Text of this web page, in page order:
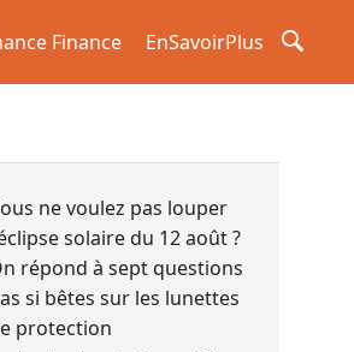
Finance EnSavoirPlus
ne voulez pas louper
solaire du 12 août ?
répond à sept questions
si bêtes sur les lunettes
protection